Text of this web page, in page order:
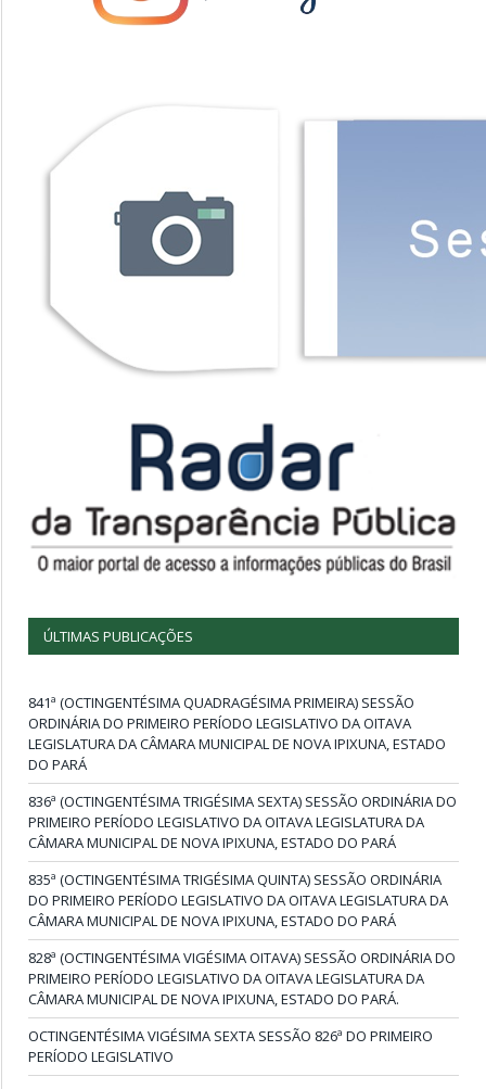
ÚLTIMAS PUBLICAÇÕES
841ª (OCTINGENTÉSIMA QUADRAGÉSIMA PRIMEIRA) SESSÃO
ORDINÁRIA DO PRIMEIRO PERÍODO LEGISLATIVO DA OITAVA
LEGISLATURA DA CÂMARA MUNICIPAL DE NOVA IPIXUNA, ESTADO
DO PARÁ
836ª (OCTINGENTÉSIMA TRIGÉSIMA SEXTA) SESSÃO ORDINÁRIA DO
PRIMEIRO PERÍODO LEGISLATIVO DA OITAVA LEGISLATURA DA
CÂMARA MUNICIPAL DE NOVA IPIXUNA, ESTADO DO PARÁ
835ª (OCTINGENTÉSIMA TRIGÉSIMA QUINTA) SESSÃO ORDINÁRIA
DO PRIMEIRO PERÍODO LEGISLATIVO DA OITAVA LEGISLATURA DA
CÂMARA MUNICIPAL DE NOVA IPIXUNA, ESTADO DO PARÁ
828ª (OCTINGENTÉSIMA VIGÉSIMA OITAVA) SESSÃO ORDINÁRIA DO
PRIMEIRO PERÍODO LEGISLATIVO DA OITAVA LEGISLATURA DA
CÂMARA MUNICIPAL DE NOVA IPIXUNA, ESTADO DO PARÁ.
OCTINGENTÉSIMA VIGÉSIMA SEXTA SESSÃO 826ª DO PRIMEIRO
PERÍODO LEGISLATIVO